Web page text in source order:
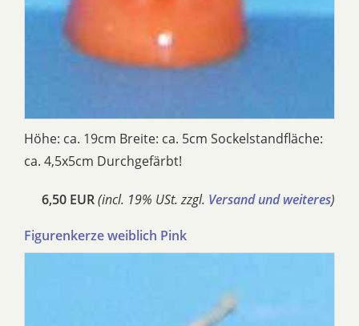
Höhe: ca. 19cm Breite: ca. 5cm Sockelstandfläche:
ca. 4,5x5cm Durchgefärbt!
6,50 EUR(incl. 19% USt. zzgl. Versand und weiteres)
Figurenkerze weiblich Pink